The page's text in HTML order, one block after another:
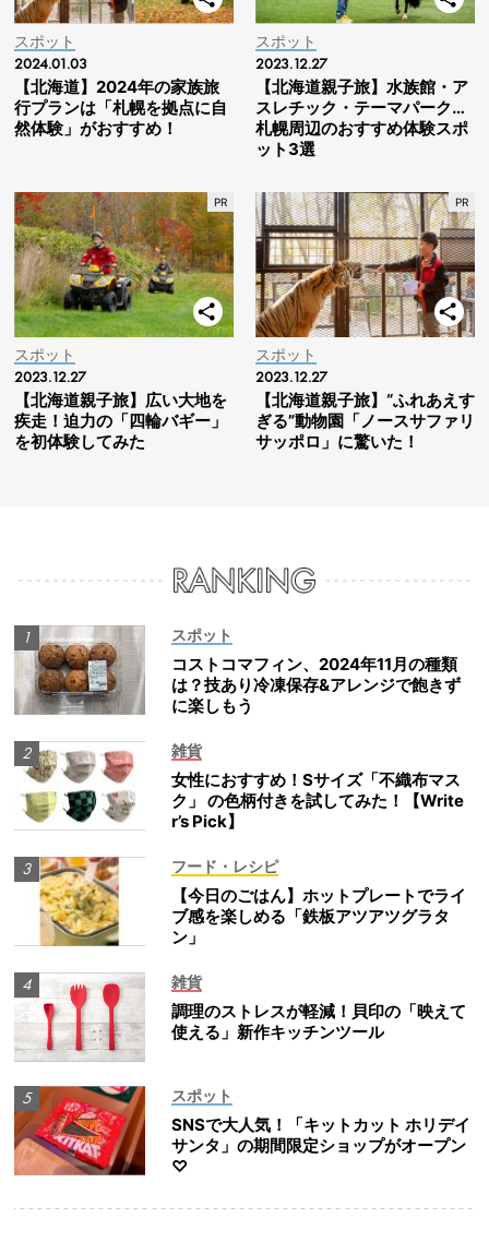
スポット
2024.01.03
【北海道】2024年の家族旅
行プランは「札幌を拠点に自
然体験」がおすすめ！
スポット
2023.12.27
【北海道親子旅】水族館・ア
スレチック・テーマパーク…
札幌周辺のおすすめ体験スポ
ット3選
スポット
2023.12.27
【北海道親子旅】広い大地を
疾走！迫力の「四輪バギー」
を初体験してみた
スポット
2023.12.27
【北海道親子旅】“ふれあえす
ぎる”動物園「ノースサファリ
サッポロ」に驚いた！
スポット
コストコマフィン、2024年11月の種類
は？技あり冷凍保存&アレンジで飽きず
に楽しもう
雑貨
女性におすすめ！Sサイズ「不織布マス
ク」 の色柄付きを試してみた！【Write
r’s Pick】
フード・レシピ
【今日のごはん】ホットプレートでライ
ブ感を楽しめる「鉄板アツアツグラタ
ン」
雑貨
調理のストレスが軽減！貝印の「映えて
使える」新作キッチンツール
スポット
SNSで大人気！「キットカット ホリデイ
サンタ」の期間限定ショップがオープン
♡